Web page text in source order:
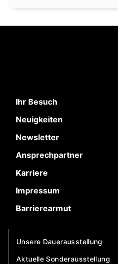
Ihr Besuch
Neuigkeiten
Newsletter
Ansprechpartner
Karriere
Impressum
Barrierearmut
Unsere Dauerausstellung
Aktuelle Sonderausstellung